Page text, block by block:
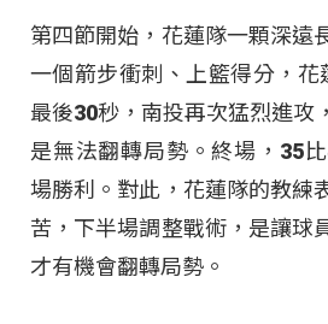
第四節開始，花蓮隊一顆深遠
一個箭步衝刺、上籃得分，花
最後30秒，南投再次猛烈進攻
是無法翻轉局勢。終場，35
場勝利。對此，花蓮隊的教練
苦，下半場調整戰術，是讓球
才有機會翻轉局勢。